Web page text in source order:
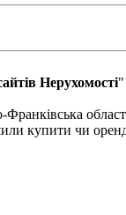
Нерухомості"
Франківська
купити чи